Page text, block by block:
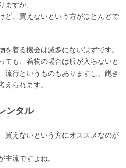
ますが、
ど、買えないという方がほとんどで
を着る機会は滅多にないはずです。
ても、着物の場合は服が入らないと
流行というものもありますし、飽き
えられます。
ンタル
買えないという方にオススメなのが
主流ですよね。